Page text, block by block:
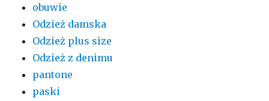
obuwie
Odzież damska
Odzież plus size
Odzież z denimu
pantone
paski